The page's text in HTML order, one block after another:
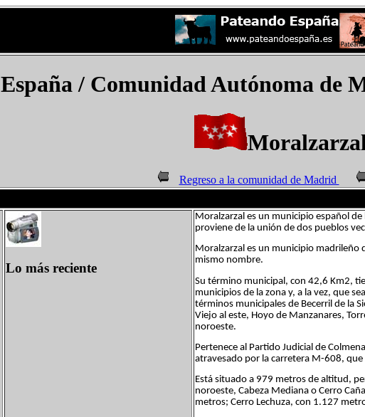
España/ Comunidad Autónoma de
Regreso a la comunidad de Madrid
Lo más reciente
Moralzarzal es un municipio español
proviene de la unión de dos pueblos
Moralzarzal es un municipio madrileño
mismo nombre.
Su término municipal, con 42,6 Km2,
municipios de la zona y, a la vez, que
términos municipales de Becerril de la
Viejo al este, Hoyo de Manzanares,
noroeste.
Pertenece al Partido Judicial de
atravesado por la carretera M-608, que
Está situado a 979 metros de altitud,
noroeste, Cabeza Mediana o Cerro
metros; Cerro Lechuza, con 1.127